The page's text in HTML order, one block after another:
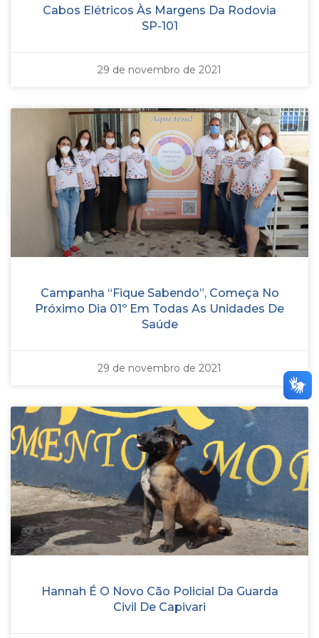
Cabos Elétricos Às Margens Da Rodovia
SP-101
29 de novembro de 2021
Campanha “Fique Sabendo”, Começa No
Próximo Dia 01º Em Todas As Unidades De
Saúde
29 de novembro de 2021
Hannah É O Novo Cão Policial Da Guarda
Civil De Capivari